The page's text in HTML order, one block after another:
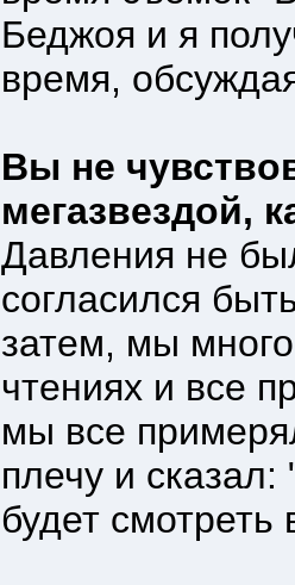
Беджоя и я
время,
Вы не
мегазвездой,
Давления не
согласился
затем, мы
чтениях и все
мы все
плечу и сказал:
будет